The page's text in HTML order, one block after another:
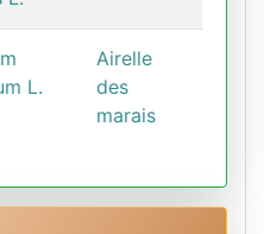
L.
Airelle
des
marais